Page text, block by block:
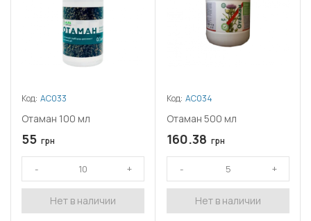
Код: АС033
Отаман 100 мл
55 грн
Нет в наличии
Код: АС034
Отаман 500 мл
160.38 грн
Нет в наличии